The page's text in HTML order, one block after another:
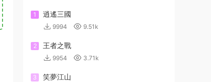
1 逍遙三國
9994 9.51k
2 王者之戰
9954 3.71k
3 笑夢江山